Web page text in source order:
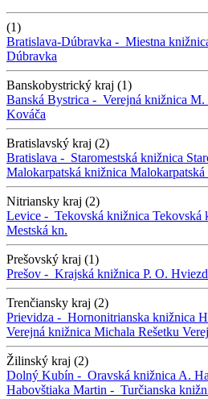
(1)
Bratislava-Dúbravka - Miestna
Dúbravka
Banskobystrický kraj (1)
Banská Bystrica - Verejná knižnica M.
Kováča
Bratislavský kraj (2)
Bratislava - Staromestská knižnica
Malokarpatská knižnica Malokarpatská
Nitriansky kraj (2)
Levice - Tekovská knižnica Tekovská
Mestská kn.
Prešovský kraj (1)
Prešov - Krajská knižnica P. O.
Trenčiansky kraj (2)
Prievidza - Hornonitrianska knižnica
Verejná knižnica Michala Rešetku
Žilinský kraj (2)
Dolný Kubín - Oravská knižnica A.
Habovštiaka Martin - Turčianska